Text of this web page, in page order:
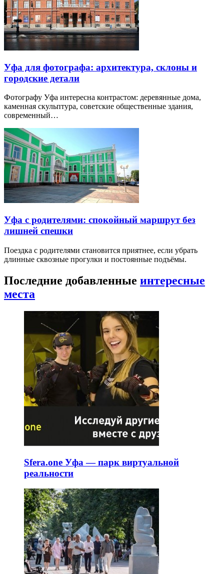
Уфа для фотографа: архитектура, склоны и
городские детали
Фотографу Уфа интересна контрастом: деревянные дома,
каменная скульптура, советские общественные здания,
современный…
Уфа с родителями: спокойный маршрут без
лишней спешки
Поездка с родителями становится приятнее, если убрать
длинные сквозные прогулки и постоянные подъёмы.
Последние добавленные интересные
места
Sfera.one Уфа — парк виртуальной
реальности